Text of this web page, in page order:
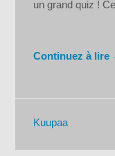
un grand quiz !
Continuez à lire
Kuupaa